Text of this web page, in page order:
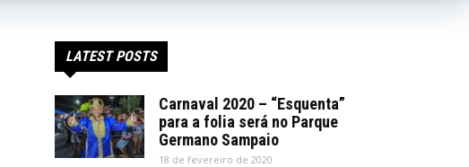
LATEST POSTS
Carnaval 2020 – “Esquenta”
para a folia será no Parque
Germano Sampaio
18 de fevereiro de 2020